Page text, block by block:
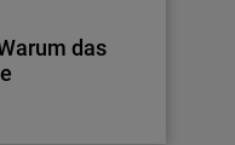
das